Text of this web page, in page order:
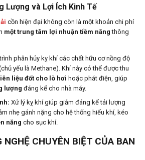
Lượng và Lợi Ích Kinh Tế
cồn hiện đại không còn là một khoản chi phí
một trung tâm lợi nhuận tiềm năng thông
phân hủy kỵ khí các chất hữu cơ nồng độ
yếu là Methane). Khí này có thể được thu
liệu đốt cho lò hơi hoặc phát điện, giúp
lượng đáng kể cho nhà máy.
Xử lý kỵ khí giúp giảm đáng kể tải lượng
nhẹ gánh nặng cho hệ thống hiếu khí, kéo
năng cho sục khí.
NGHỆ CHUYÊN BIỆT CỦA BAN